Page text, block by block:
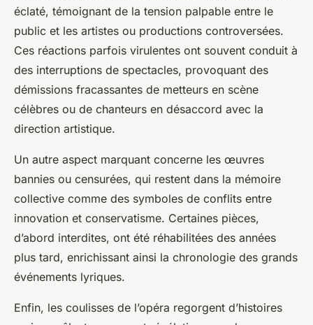
éclaté, témoignant de la tension palpable entre le
public et les artistes ou productions controversées.
Ces réactions parfois virulentes ont souvent conduit à
des interruptions de spectacles, provoquant des
démissions fracassantes de metteurs en scène
célèbres ou de chanteurs en désaccord avec la
direction artistique.
Un autre aspect marquant concerne les œuvres
bannies ou censurées, qui restent dans la mémoire
collective comme des symboles de conflits entre
innovation et conservatisme. Certaines pièces,
d’abord interdites, ont été réhabilitées des années
plus tard, enrichissant ainsi la chronologie des grands
événements lyriques.
Enfin, les coulisses de l’opéra regorgent d’histoires